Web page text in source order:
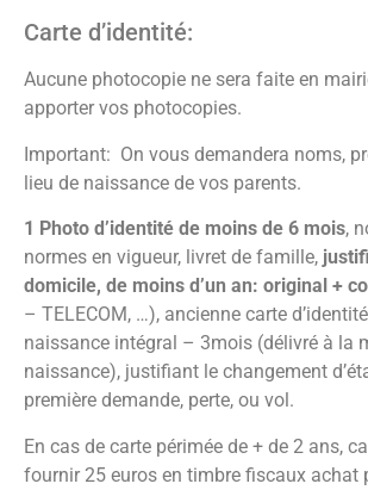
Carte d’identité:
Aucune photocopie ne sera faite en
apporter vos photocopies.
Important: On vous demandera noms,
lieu de naissance de vos parents.
1 Photo d’identité de moins de 6 mois,
normes en vigueur, livret de famille,
domicile, de moins d’un an: original +
– TELECOM, …), ancienne carte
naissance intégral – 3mois (délivré à la
naissance), justifiant le changement
première demande, perte, ou vol.
En cas de carte périmée de + de 2 ans,
fournir 25 euros en timbre fiscaux achat